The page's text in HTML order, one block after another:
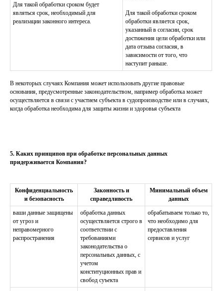
Для такой обработки сроком будет
являться срок, необходимый для
реализации законного интереса.
Для такой обработки сроком
обработки является срок,
указанный в согласии, срок
достижения цели обработки или
дата отзыва согласия, в
зависимости от того, что
наступит раньше.
В некоторых случаях Компания может использовать другие правовые
основания, предусмотренные законодательством, например обработка может
осуществляется в связи с участием субъекта в судопроизводстве или в случаях,
когда обработка необходима для защиты жизни и здоровья субъекта
5. Каких принципов при обработке персональных данных
придерживается Компания?
Конфиденциальность
и безопасность
Законность и
справедливость
Минимальный объем
данных
ваши данные защищены
от угроз и
неправомерного
распространения
обработка данных
осуществляется строго в
соответствии с
требованиями
законодательства о
персональных данных, с
учетом
конституционных прав и
свобод суъекта
обрабатываем только то,
что необходимо для
предоставления
сервисов и услуг